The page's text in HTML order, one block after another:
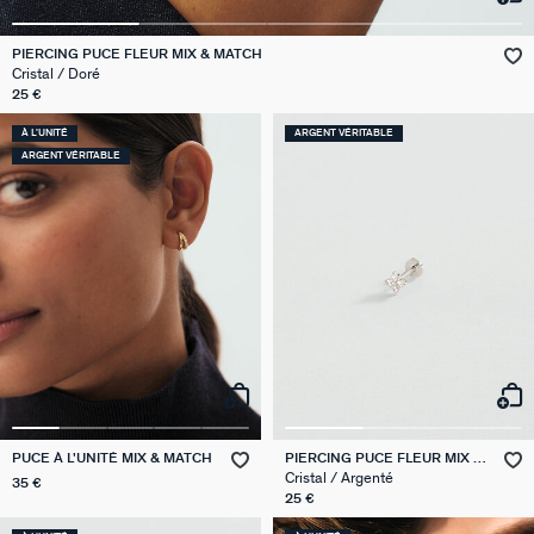
VICTOIRE
GÉNÉRATION AGATHA
SUR LA PEAU
PIERCING PUCE FLEUR MIX & MATCH
Cristal / Doré
25 €
À L'UNITÉ
ARGENT VÉRITABLE
PUCE À L'UNITÉ MIX & MATCH
35 €
ARGENT VÉRITABLE
PIERCING PUCE FLEUR MIX &
MATCH
Cristal / Argenté
25 €